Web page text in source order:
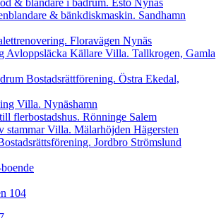
& bänkdiskmaskin. Sandhamn
Floravägen Nynäs
Avloppsläcka Källare Villa. Tallkrogen, Gamla
Bostadsrättförening. Östra Ekedal,
Villa. Nynäshamn
flerbostadshus. Rönninge Salem
stammar Villa. Mälarhöjden Hägersten
Jordbro Strömslund
104